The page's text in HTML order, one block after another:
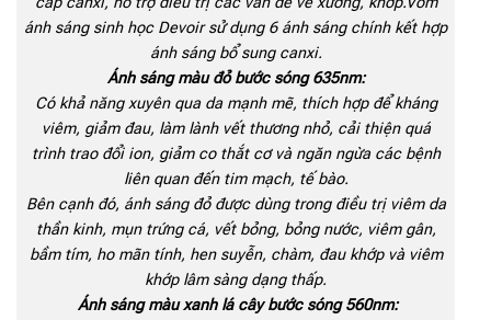
ánh sáng sinh học Devoir sử dụng 6 ánh sáng chính kết hợp
ánh sáng bổ sung canxi.
Ánh sáng màu đỏ bước sóng 635nm:
Có khả năng xuyên qua da mạnh mẽ, thích hợp để kháng
viêm, giảm đau, làm lành vết thương nhỏ, cải thiện quá
trình trao đổi ion, giảm co thắt cơ và ngăn ngừa các bệnh
liên quan đến tim mạch, tế bào.
Bên cạnh đó, ánh sáng đỏ được dùng trong điều trị viêm da
thần kinh, mụn trứng cá, vết bỏng, bỏng nước, viêm gân,
bầm tím, ho mãn tính, hen suyễn, chàm, đau khớp và viêm
khớp lâm sàng dạng thấp.
Ánh sáng màu xanh lá cây bước sóng 560nm: